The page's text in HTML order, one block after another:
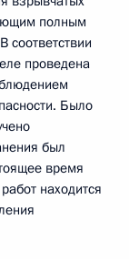
полным
соответствии
проведена
Было
был
время
находится